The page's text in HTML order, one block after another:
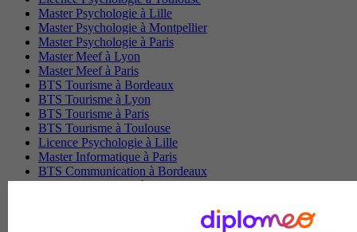
Master Psychologie à Lille
Master Psychologie à Montpellier
Master Psychologie à Paris
Master Meef à Lyon
Master Meef à Paris
BTS Tourisme à Bordeaux
BTS Tourisme à Lyon
BTS Tourisme à Paris
BTS Tourisme à Toulouse
Licence Psychologie à Lille
Master Informatique à Paris
BTS Communication à Bordeaux
Master Psychologie à Angers